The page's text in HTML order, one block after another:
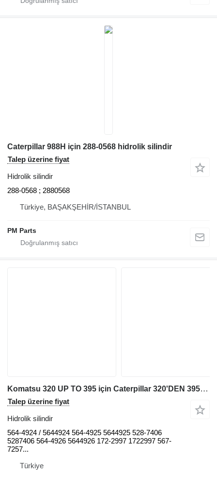
Caterpillar 988H için 288-0568 hidrolik silindir
Talep üzerine fiyat
Hidrolik silindir
288-0568 ; 2880568
Türkiye, BAŞAKŞEHİR/İSTANBUL
PM Parts
Komatsu 320 UP TO 395 için Caterpillar 320'DEN 395'E KADAR BOM/ÇUBUK/KOVA SİLİNDİRLERİ 564-4924 hidrolik silindir
Talep üzerine fiyat
Hidrolik silindir
564-4924 / 5644924 564-4925 5644925 528-7406
5287406 564-4926 5644926 172-2997 1722997 567-
7257...
Türkiye